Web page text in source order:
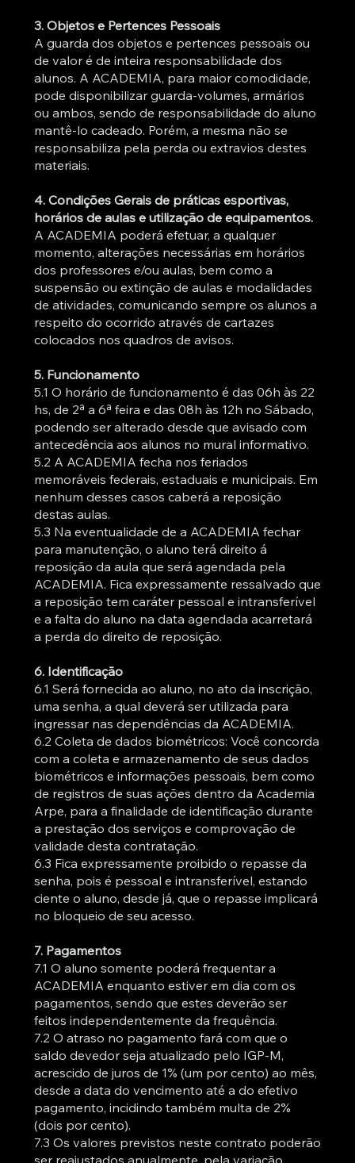
3. Objetos e Pertences Pessoais
A guarda dos objetos e pertences pessoais ou
de valor é de inteira responsabilidade dos
alunos. A ACADEMIA, para maior comodidade,
pode disponibilizar guarda-volumes, armários
ou ambos, sendo de responsabilidade do aluno
mantê-lo cadeado. Porém, a mesma não se
responsabiliza pela perda ou extravios destes
materiais.
4. Condições Gerais de práticas esportivas,
horários de aulas e utilização de equipamentos.
A ACADEMIA poderá efetuar, a qualquer
momento, alterações necessárias em horários
dos professores e/ou aulas, bem como a
suspensão ou extinção de aulas e modalidades
de atividades, comunicando sempre os alunos a
respeito do ocorrido através de cartazes
colocados nos quadros de avisos.
5. Funcionamento
5.1 O horário de funcionamento é das 06h às 22
hs, de 2ª a 6ª feira e das 08h às 12h no Sábado,
podendo ser alterado desde que avisado com
antecedência aos alunos no mural informativo.
5.2 A ACADEMIA fecha nos feriados
memoráveis federais, estaduais e municipais. Em
nenhum desses casos caberá a reposição
destas aulas.
5.3 Na eventualidade de a ACADEMIA fechar
para manutenção, o aluno terá direito á
reposição da aula que será agendada pela
ACADEMIA. Fica expressamente ressalvado que
a reposição tem caráter pessoal e intransferível
e a falta do aluno na data agendada acarretará
a perda do direito de reposição.
6. Identificação
6.1 Será fornecida ao aluno, no ato da inscrição,
uma senha, a qual deverá ser utilizada para
ingressar nas dependências da ACADEMIA.
6.2 Coleta de dados biométricos: Você concorda
com a coleta e armazenamento de seus dados
biométricos e informações pessoais, bem como
de registros de suas ações dentro da Academia
Arpe, para a finalidade de identificação durante
a prestação dos serviços e comprovação de
validade desta contratação.
6.3 Fica expressamente proibido o repasse da
senha, pois é pessoal e intransferível, estando
ciente o aluno, desde já, que o repasse implicará
no bloqueio de seu acesso.
7. Pagamentos
7.1 O aluno somente poderá frequentar a
ACADEMIA enquanto estiver em dia com os
pagamentos, sendo que estes deverão ser
feitos independentemente da frequência.
7.2 O atraso no pagamento fará com que o
saldo devedor seja atualizado pelo IGP-M,
acrescido de juros de 1% (um por cento) ao mês,
desde a data do vencimento até a do efetivo
pagamento, incidindo também multa de 2%
(dois por cento).
7.3 Os valores previstos neste contrato poderão